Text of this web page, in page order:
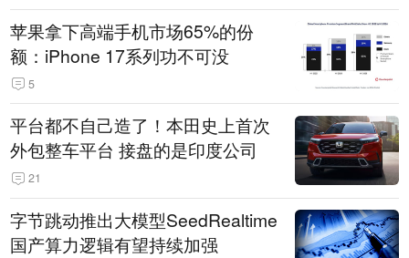
苹果拿下高端手机市场65%的份
额：iPhone 17系列功不可没
5
平台都不自己造了！本田史上首次
外包整车平台 接盘的是印度公司
21
字节跳动推出大模型SeedRealtime
国产算力逻辑有望持续加强